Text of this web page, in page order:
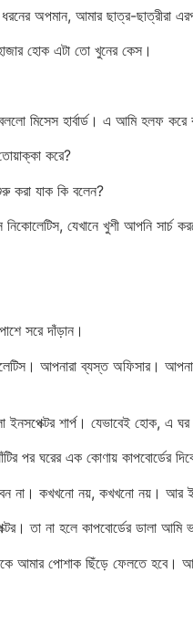
অপমান, আমার ছাত্র-ছাত্রীরা
হোক এটা তো খুনের কেস।
হার্বার্ড। এ আমি হলফ করে
করে?
করা যাক কি বলেন?
নিকোলেটিস, যেখানে খুশী আপনি
সরে দাঁড়ান।
আপনারা ব্যস্ত অফিসার।
শার্প। যেভাবেই হোক, এ
পর ঘরের এক কোণায় কাপবোর্ডের
না। কখখনো নয়, কখখনো নয়। আর
তা না হলে কাপবোর্ডের ডালা আমি
আমার পোশাক ছিঁড়ে ফেলতে হবে। আর